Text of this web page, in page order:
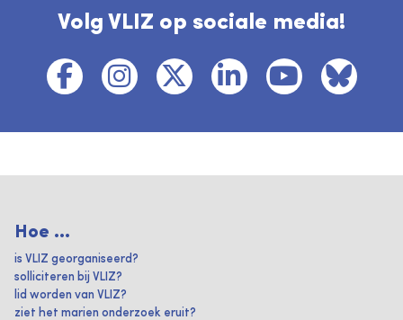
Volg VLIZ op sociale media!
Hoe ...
is VLIZ georganiseerd?
solliciteren bij VLIZ?
lid worden van VLIZ?
ziet het marien onderzoek eruit?